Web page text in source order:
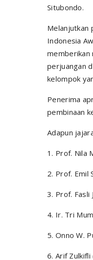
Situbondo.
Melanjutkan
Indonesia
memberikan
perjuangan
kelompok
Penerima
pembinaan
Adapun
1. Prof. Nila
2. Prof. Emil
3. Prof. Fasli
4. Ir. Tri
5. Onno W.
6. Arif